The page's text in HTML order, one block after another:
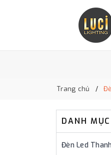
Trang chủ
DANH
Đèn Led